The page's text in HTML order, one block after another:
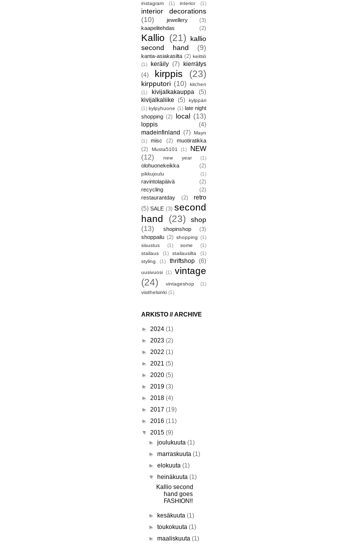
instagram (1) interior (1)
interior decorations
(10)
jewellery
(3)
kaapelitehdas
(2)
Kallio (21)
kallio
second hand
(9)
kanta-asiakasilta (2) keittiö
(1)
keräily (7) kierrätys
(4)
kirppis (23)
kirpputori (10)
kitchen
(1)
kivijalkakauppa
(5)
kivijalkaliike (5)
kylppäri
(1) kylpyhuone (1) late night
shopping (2) local (13)
loppis
(4)
madeinfinland (7) Mayn
(1)
misc (2)
muotiratikka
(2)
Musta5101 (1)
NEW
(12)
new year (1)
olohuonekeikka (2)
pikkujoulu (1)
ravintolapäivä
(2)
recycling
(2)
restaurantday
(2)
retro
(5) SALE (3) second
hand
(23)
shop
(13)
shopinshop
(3)
shoppailu (2) shopping (1)
sisustus
(1) some
(1)
stailaus
(1) stailausilta
(1)
styling
(1) thriftshop (6)
uusivuosi (1) vintage
(24)
vintageshop
(1)
visithelsinki (1)
ARKISTO // ARCHIVE
► 2024 (1)
► 2023 (2)
► 2022 (1)
► 2021 (5)
► 2020 (5)
► 2019 (3)
► 2018 (4)
► 2017 (19)
► 2016 (11)
▼ 2015 (9)
►joulukuuta(1)
►marraskuuta(1)
►elokuuta(1)
▼ heinäkuuta(1)
Kallio second
hand goes
FASHION!!
► kesäkuuta(1)
►toukokuuta(1)
►maaliskuuta(1)